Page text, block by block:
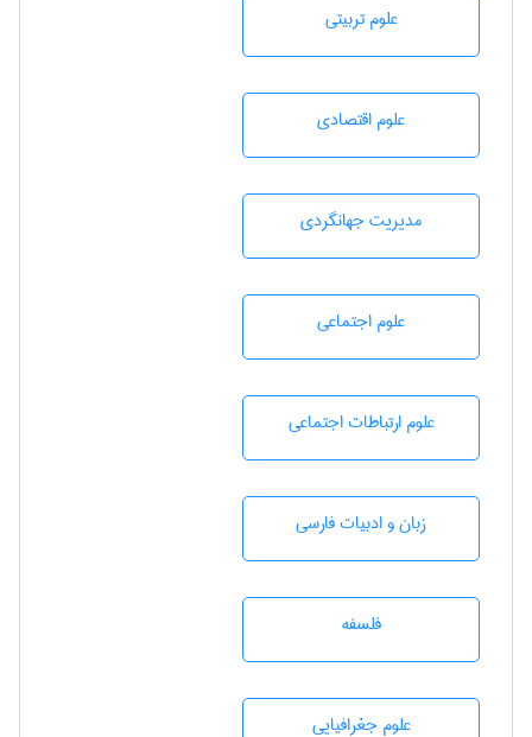
علوم تربيتی
علوم اقتصادی
مديريت جهانگردی
علوم اجتماعی
علوم ارتباطات اجتماعی
زبان و ادبيات فارسی
فلسفه
علوم جغرافيايی